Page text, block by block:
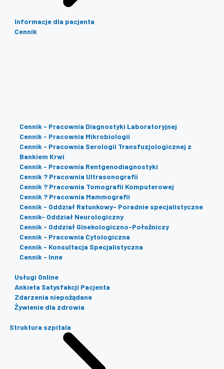
Informacje dla pacjenta
Cennik
Cennik - Pracownia Diagnostyki Laboratoryjnej
Cennik - Pracownia Mikrobiologii
Cennik - Pracownia Serologii Transfuzjologicznej z
Bankiem Krwi
Cennik - Pracownia Rentgenodiagnostyki
Cennik ? Pracownia Ultrasonografii
Cennik ? Pracownia Tomografii Komputerowej
Cennik ? Pracownia Mammografii
Cennik - Oddział Ratunkowy- Poradnie specjalistyczne
Cennik- Oddział Neurologiczny
Cennik - Oddział Ginekologiczno-Położniczy
Cennik - Pracownia Cytologiczna
Cennik - Konsultacja Specjalistyczna
Cennik - Inne
Usługi Online
Ankieta Satysfakcji Pacjenta
Zdarzenia niepożądane
Żywienie dla zdrowia
Struktura szpitala